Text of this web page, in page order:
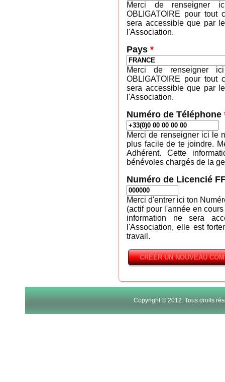
Merci de renseigner
OBLIGATOIRE pour tout
sera accessible que par
l'Association.
Pays *
Merci de renseigner
OBLIGATOIRE pour tout
sera accessible que par
l'Association.
Numéro de Téléphone
Merci de renseigner ici le
plus facile de te joindre.
Adhérent. Cette
bénévoles chargés de la
Numéro de Licencié
Merci d'entrer ici ton
(actif pour l'année en
information ne sera
l'Association, elle est
travail.
Copyright © 2012. Tous droits